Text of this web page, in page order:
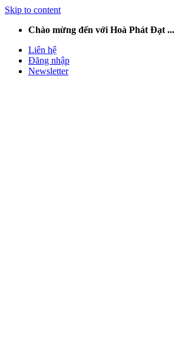
Skip to content
Chào mừng đến với Hoà Phát Đạt ...
Liên hệ
Đăng nhập
Newsletter